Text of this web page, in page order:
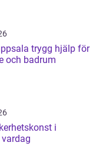
hjälp för
och badrum
i